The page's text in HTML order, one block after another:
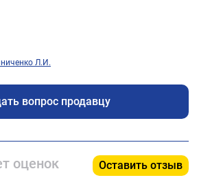
Л.И.
вопрос продавцу
оценок Оставить отзыв